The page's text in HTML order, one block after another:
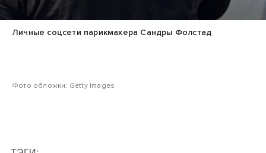
Личные соцсети парикмахера Сандры Фолстад
Фото обложки: Getty Images